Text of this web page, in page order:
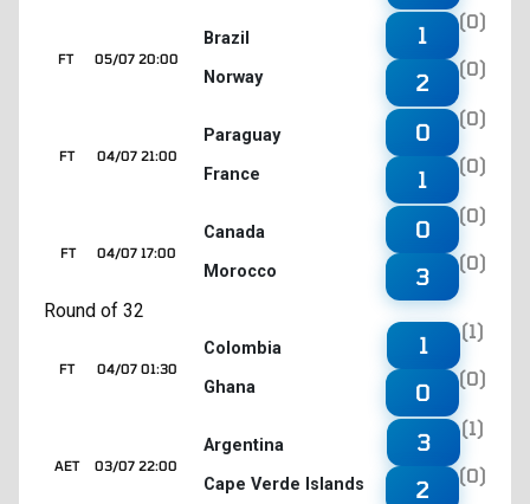
05/07 20:00
FT
Brazil
Norway
1
(0)
2
(0)
04/07 21:00
FT
Paraguay
France
0
(0)
1
(0)
04/07 17:00
FT
Canada
Morocco
0
(0)
3
(0)
Round of 32
04/07 01:30
FT
Colombia
Ghana
1
(1)
0
(0)
03/07 22:00
AET
Argentina
Cape Verde Islands
3
(1)
2
(0)